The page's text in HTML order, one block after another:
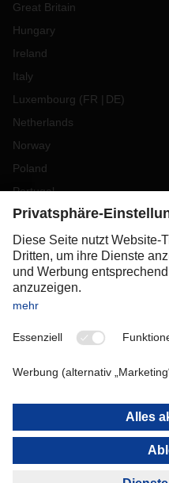
Great Britain
Hungary
Ireland
Italy
Luxembourg (FR DE)
Netherlands
Norway
Poland
Portugal
Romania
Slovakia
Spain
Sweden
Switzerland
OCEANIA